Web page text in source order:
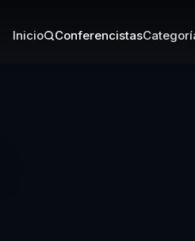
Inicio Conferencistas